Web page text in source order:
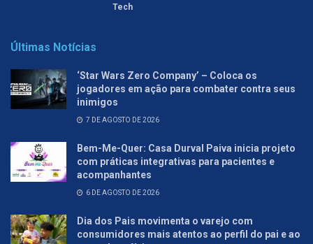
Tech
Últimas Notícias
‘Star Wars Zero Company’ – Coloca os
jogadores em ação para combater contra seus
inimigos
7 DE AGOSTO DE 2026
Bem-Me-Quer: Casa Durval Paiva inicia projeto
com práticas integrativas para pacientes e
acompanhantes
6 DE AGOSTO DE 2026
Dia dos Pais movimenta o varejo com
consumidores mais atentos ao perfil do pai e ao